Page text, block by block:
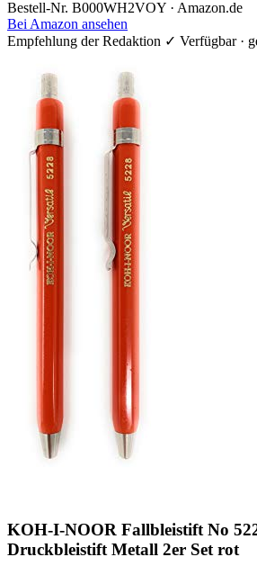
Bestell-Nr. B000WH2VOY · Amazon.de
Bei Amazon ansehen
Empfehlung der Redaktion ✓ Verfügbar ·
KOH-I-NOOR Fallbleistift No
Druckbleistift Metall 2er Set rot